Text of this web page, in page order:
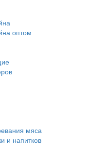
оптом
мяса
и напитков